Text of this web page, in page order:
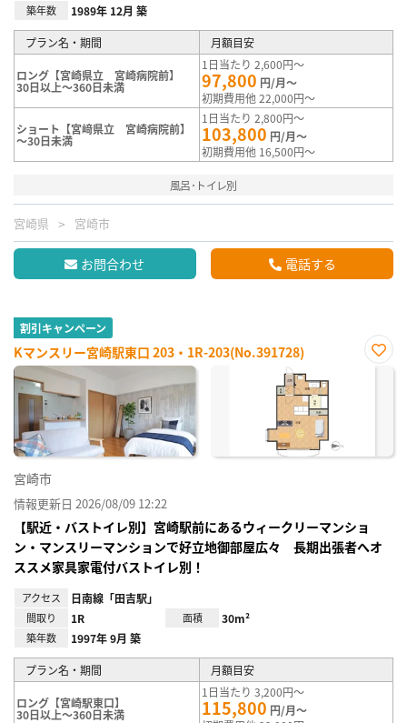
築年数 1989年 12月 築
プラン名・期間 月額目安
ロング【宮崎県立 宮崎病院前】
30日以上～360日未満
1日当たり 2,600円～
97,800 円/月～
初期費用他 22,000円～
ショート【宮﨑県立 宮崎病院前】
～30日未満
1日当たり 2,800円～
103,800 円/月～
初期費用他 16,500円～
風呂･トイレ別
宮崎県 宮崎市
お問合わせ 電話する
割引キャンペーン
Kマンスリー宮崎駅東口 203・1R-203(No.391728)
お気
宮崎市
情報更新日 2026/08/09 12:22
【駅近・バストイレ別】宮崎駅前にあるウィークリーマンショ
ン・マンスリーマンションで好立地御部屋広々 長期出張者へオ
ススメ家具家電付バストイレ別！
アクセス 日南線「田吉駅」
間取り 1R 面積 30m²
築年数 1997年 9月 築
プラン名・期間 月額目安
ロング【宮崎駅東口】
30日以上～360日未満
1日当たり 3,200円～
115,800 円/月～